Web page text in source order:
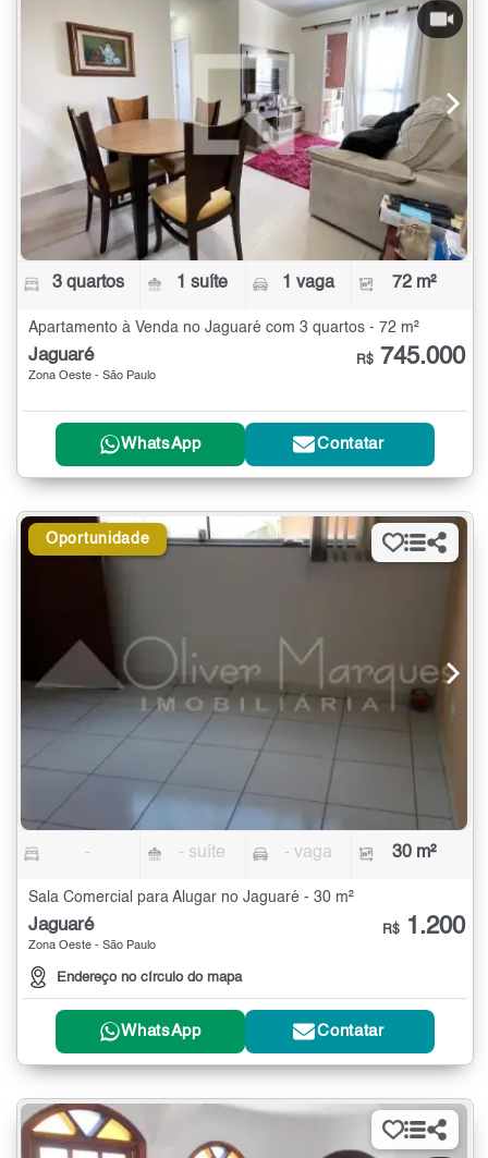
3 quartos 1 suíte 1 vaga 72 m²
Apartamento à Venda no Jaguaré com 3 quartos - 72 m²
Jaguaré
Zona Oeste - São Paulo
R$ 745.000
WhatsApp Contatar
Oportunidade
- - suíte - vaga 30 m²
Sala Comercial para Alugar no Jaguaré - 30 m²
Jaguaré
Zona Oeste - São Paulo
Endereço no círculo do mapa
R$ 1.200
WhatsApp Contatar